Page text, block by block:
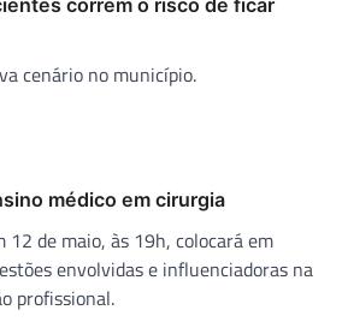
cenário no município.
médico em cirurgia
12 de maio, às 19h, colocará em
envolvidas e influenciadoras na
profissional.